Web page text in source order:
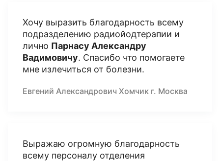
Хочу выразить благодарность всему
подразделению радиойодтерапии и
лично Парнасу Александру
Вадимовичу. Спасибо что помогаете
мне излечиться от болезни.
Евгений Александрович Хомчик г. Москва
Выражаю огромную благодарность
всему персоналу отделения